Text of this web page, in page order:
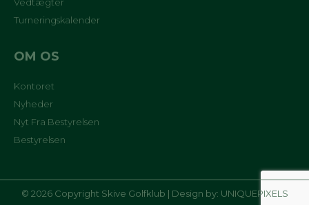
Turneringskalender
OM OS
Kontoret
Nyheder
Nyt Fra Bestyrelsen
Bestyrelsen
© 2026 Copyright Skive Golfklub | Design by: UNIQUEPIXELS